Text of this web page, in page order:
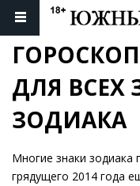
ДЛЯ ВСЕХ
ЗОДИАКА
Многие знаки зодиака
грядущего 2014 года